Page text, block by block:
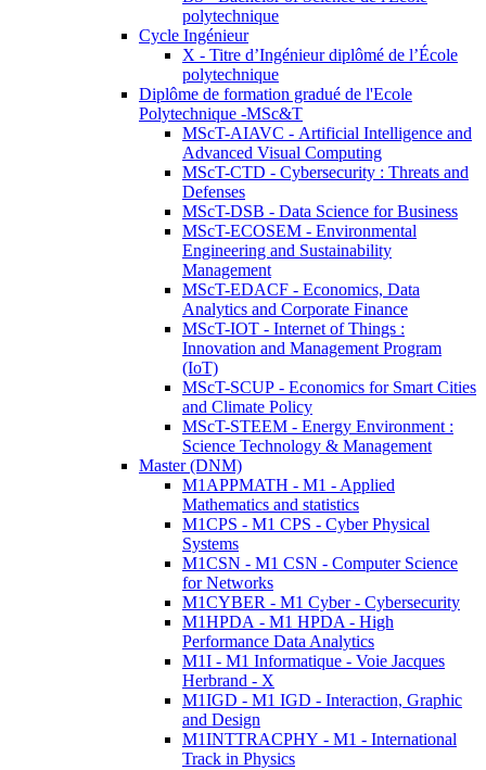
polytechnique
Cycle Ingénieur
X - Titre d’Ingénieur diplômé de l’École
polytechnique
Diplôme de formation gradué de l'Ecole
Polytechnique -MSc&T
MScT-AIAVC - Artificial Intelligence and
Advanced Visual Computing
MScT-CTD - Cybersecurity : Threats and
Defenses
MScT-DSB - Data Science for Business
MScT-ECOSEM - Environmental
Engineering and Sustainability
Management
MScT-EDACF - Economics, Data
Analytics and Corporate Finance
MScT-IOT - Internet of Things :
Innovation and Management Program
(IoT)
MScT-SCUP - Economics for Smart Cities
and Climate Policy
MScT-STEEM - Energy Environment :
Science Technology & Management
Master (DNM)
M1APPMATH - M1 - Applied
Mathematics and statistics
M1CPS - M1 CPS - Cyber Physical
Systems
M1CSN - M1 CSN - Computer Science
for Networks
M1CYBER - M1 Cyber - Cybersecurity
M1HPDA - M1 HPDA - High
Performance Data Analytics
M1I - M1 Informatique - Voie Jacques
Herbrand - X
M1IGD - M1 IGD - Interaction, Graphic
and Design
M1INTTRACPHY - M1 - International
Track in Physics